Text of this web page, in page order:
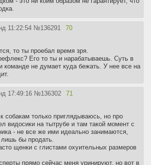
11:22:54 №136291 70
то ты проебал время зря.
Его то ты и нарабатываешь. Суть в
команде не думает куда бежать. У нее все на
17:49:16 №136302 71
собакам только приглядываюсь, но про
видосики на тытрубе и там такой момент с
- не все же ими идеально занимаются,
бы продать.
щенки с глистами охуительных размеров
прямо сейчас меня уринируют, но вот в